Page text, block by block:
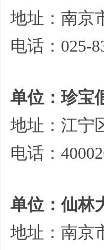
地址：南京
电话：025-
单位：珍宝
地址：江宁
电话：
单位：仙林
地址：南京